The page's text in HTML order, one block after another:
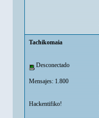
Tachikomaia
Desconectado
Mensajes: 1.800
Hackentifiko!